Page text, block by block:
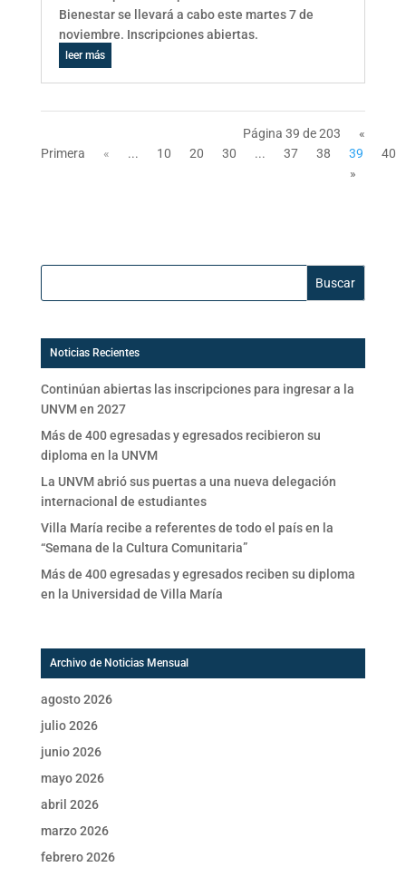
Bienestar se llevará a cabo este martes 7 de
noviembre. Inscripciones abiertas.
leer más
Página 39 de 203
«
Primera
« ... 10 20 30 ... 37 38 39
40
»
Buscar:
Noticias Recientes
Continúan abiertas las inscripciones para ingresar a la
UNVM en 2027
Más de 400 egresadas y egresados recibieron su
diploma en la UNVM
La UNVM abrió sus puertas a una nueva delegación
internacional de estudiantes
Villa María recibe a referentes de todo el país en la
“Semana de la Cultura Comunitaria”
Más de 400 egresadas y egresados reciben su diploma
en la Universidad de Villa María
Archivo de Noticias Mensual
agosto 2026
julio 2026
junio 2026
mayo 2026
abril 2026
marzo 2026
febrero 2026